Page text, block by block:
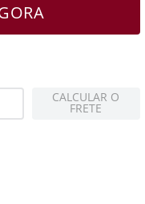
CALCULAR O
FRETE